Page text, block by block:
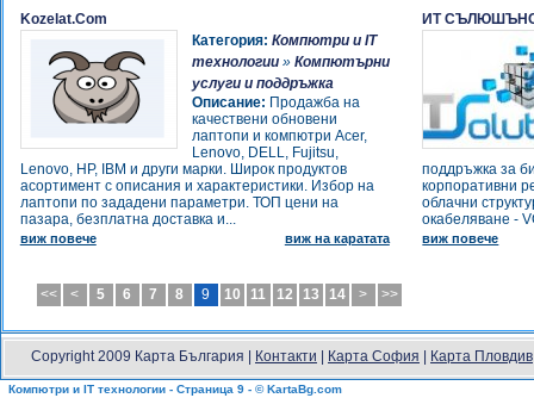
-
Slot Касови апарати в Пловдив
връзка с НАП ! Зареждане и
презареждане на тонер касети
Пловдив.Продажба и поправка
на нови и употребявани
компютри и принтери.
- Top Grade Komputers
- УНАКС
-
Сервиз касови апарати,
счетоводство
- Сервиз касови апарати
ТЕК ЕЛЕКТРОНИКС
ТЕК ЕЛЕКТРОНИКС
- ТЕК ЕЛЕКТРОНИКС
Фискал софт системс
- Лозенец-Лан
Kozelat.Com
Категория: Компютри и IT
технологии» Компютърни
услуги и поддръжка
Описание: Продажба на
качествени обновени
лаптопи и компютри Acer,
Lenovo, DELL, Fujitsu,
Lenovo, HP, IBM и други марки. Широк продуктов
асортимент с описания и характеристики. Избор на
лаптопи по зададени параметри. ТОП цени на
пазара, безплатна доставка и...
виж повече виж на каратата
ИТ
поддръжка за
корпоративни
облачни
окабеляване -
виж повече
<< < 5 6 7 8 9 10 11 12 13 14 > >>
Copyright 2009 Карта България | Контакти Карта София Карта Пловдив
Компютри и IT технологии - Страница 9 - © KartaBg.com